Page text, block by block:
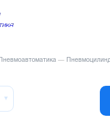
Пневмоавтоматика —